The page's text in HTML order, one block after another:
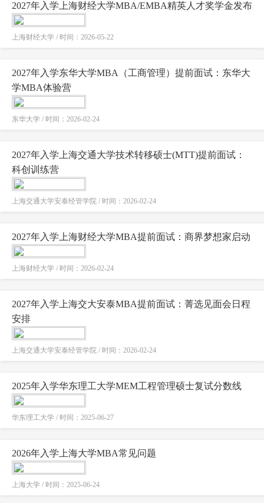
2027年入学上海财经大学MBA/EMBA精英人才奖学金发布
上海财经大学 / 时间：2026-05-22
2027年入学东华大学MBA（工商管理）提前面试：东华大
学MBA体验营
东华大学 / 时间：2026-02-24
2027年入学上海交通大学技术转移硕士(MTT)提前面试：
科创训练营
上海交通大学安泰经管学院 / 时间：2026-02-24
2027年入学上海财经大学MBA提前面试：商界梦想家启动
上海财经大学 / 时间：2026-02-24
2027年入学上海交大安泰MBA提前面试：菁选见面会日程
安排
上海交通大学安泰经管学院 / 时间：2026-02-24
2025年入学华东理工大学MEM工程管理硕士复试分数线
华东理工大学 / 时间：2025-06-27
2026年入学上海大学MBA常见问题
上海大学 / 时间：2025-06-24